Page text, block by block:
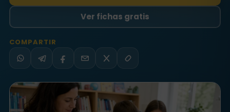
Ver fichas gratis
COMPARTIR
WhatsApp
TelegramFacebook
EmailX Copiar